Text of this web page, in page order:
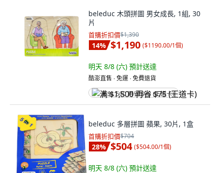
beleduc 木頭拼圖 男女成長, 1組, 30
片
首購折扣價$1,390
14% $1,190 ($1190.00/1個)
明天 8/8 (六) 預計送達
酷澎直售 ∙ 免運 ∙ 免費退貨
满 $1,500 再省 $75 (王道卡)
beleduc 多層拼圖 蘋果, 30片, 1盒
首購折扣價$704
28% $504 ($504.00/1個)
明天 8/8 (六) 預計送達